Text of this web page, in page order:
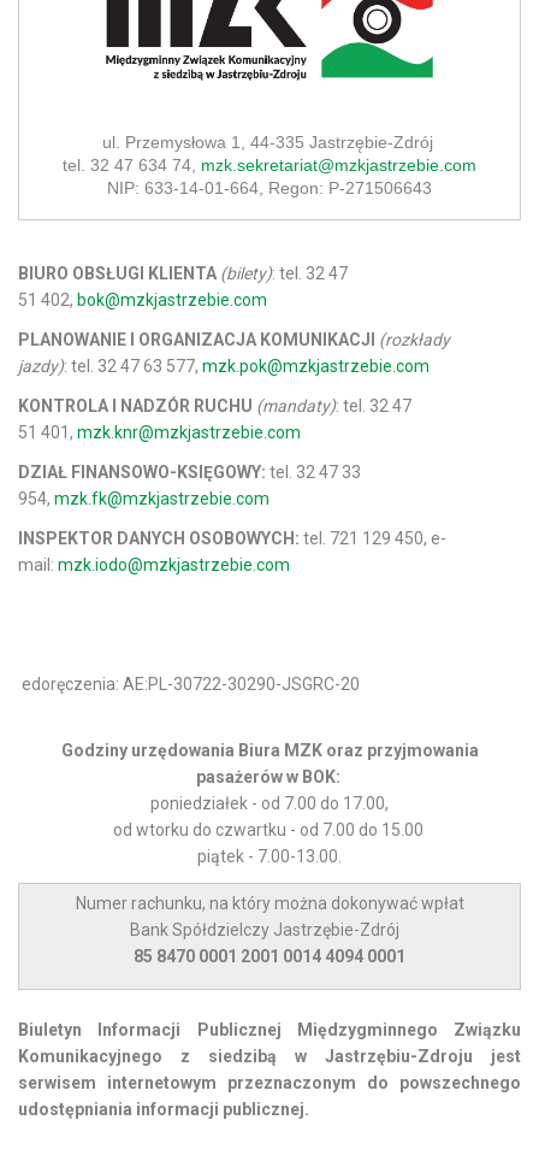
ul. Przemysłowa 1, 44-335 Jastrzębie-Zdrój
tel. 32 47 634 74, mzk.sekretariat@mzkjastrzebie.com
NIP: 633-14-01-664, Regon: P-271506643
BIURO OBSŁUGI KLIENTA (bilety): tel. 32 47
51 402, bok@mzkjastrzebie.com
PLANOWANIE I ORGANIZACJA KOMUNIKACJI (rozkłady
jazdy): tel. 32 47 63 577, mzk.pok@mzkjastrzebie.com
KONTROLA I NADZÓR RUCHU (mandaty): tel. 32 47
51 401, mzk.knr@mzkjastrzebie.com
DZIAŁ FINANSOWO-KSIĘGOWY: tel. 32 47 33
954, mzk.fk@mzkjastrzebie.com
INSPEKTOR DANYCH OSOBOWYCH: tel. 721 129 450, e-
mail: mzk.iodo@mzkjastrzebie.com
edoręczenia: AE:PL-30722-30290-JSGRC-20
Godziny urzędowania Biura MZK oraz przyjmowania
pasażerów w BOK:
poniedziałek - od 7.00 do 17.00,
od wtorku do czwartku - od 7.00 do 15.00
piątek - 7.00-13.00.
Numer rachunku, na który można dokonywać wpłat
Bank Spółdzielczy Jastrzębie-Zdrój
85 8470 0001 2001 0014 4094 0001
Biuletyn Informacji Publicznej Międzygminnego Związku
Komunikacyjnego z siedzibą w Jastrzębiu-Zdroju jest
serwisem internetowym przeznaczonym do powszechnego
udostępniania informacji publicznej.